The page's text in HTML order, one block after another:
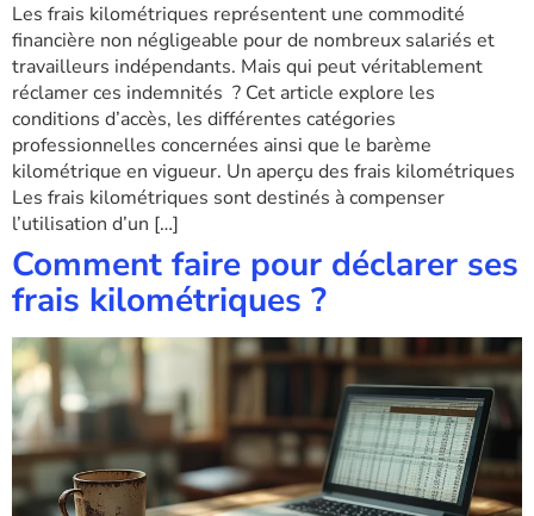
Les frais kilométriques représentent une commodité
financière non négligeable pour de nombreux salariés et
travailleurs indépendants. Mais qui peut véritablement
réclamer ces indemnités ? Cet article explore les
conditions d’accès, les différentes catégories
professionnelles concernées ainsi que le barème
kilométrique en vigueur. Un aperçu des frais kilométriques
Les frais kilométriques sont destinés à compenser
l’utilisation d’un […]
Comment faire pour déclarer ses
frais kilométriques ?